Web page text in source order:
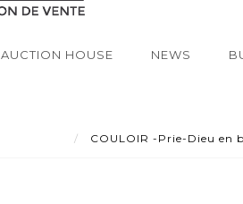
AUCTION HOUSE NEWS
COULOIR -Prie-Dieu en